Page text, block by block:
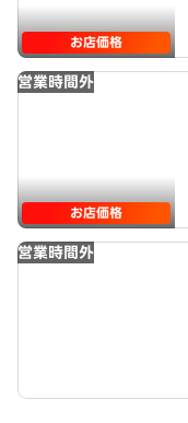
お店価格
営業時間外
お店価格
営業時間外